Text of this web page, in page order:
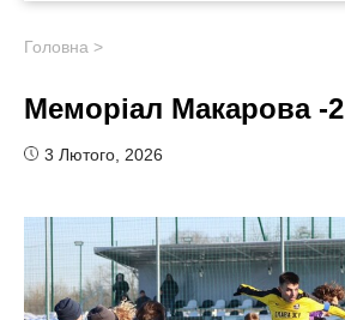
Головна >
Меморіал Макарова -2
3 Лютого, 2026